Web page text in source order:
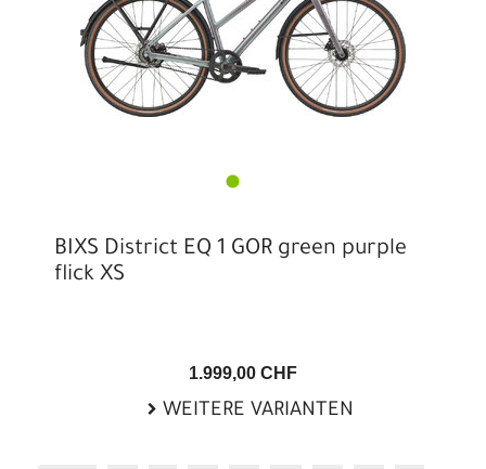
BIXS District EQ 1 GOR green purple
flick XS
1.999,00 CHF
WEITERE VARIANTEN